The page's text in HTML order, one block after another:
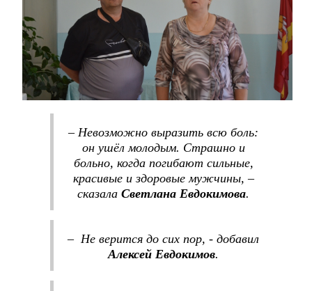
– Невозможно выразить всю боль:
он ушёл молодым. Страшно и
больно, когда погибают сильные,
красивые и здоровые мужчины, –
сказала Светлана Евдокимова.
– Не верится до сих пор, - добавил
Алексей Евдокимов.